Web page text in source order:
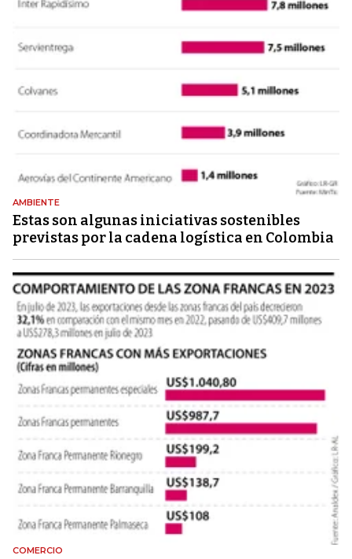
AMBIENTE
Estas son algunas iniciativas sostenibles
previstas por la cadena logística en Colombia
COMERCIO